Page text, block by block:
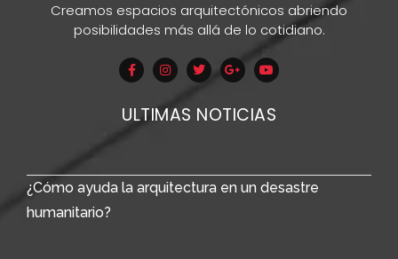
Creamos espacios arquitectónicos abriendo
posibilidades más allá de lo cotidiano.
ULTIMAS NOTICIAS
¿Cómo ayuda la arquitectura en un desastre
humanitario?